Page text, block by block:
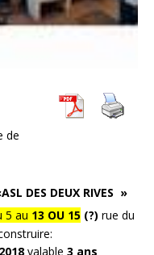
de
DES DEUX RIVES »
5 au 13 OU 15 (?) rue du
valable 3 ans